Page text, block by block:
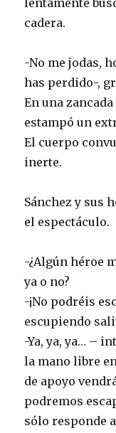
lentamente
cadera.
-No me jodas,
has perdido-,
En una
estampó un
El cuerpo
inerte.
Sánchez y sus
el espectáculo.
-¿Algún héroe
ya o no?
-¡No podréis
escupiendo
-Ya, ya, ya… –
la mano libre
de apoyo
podremos
sólo responde